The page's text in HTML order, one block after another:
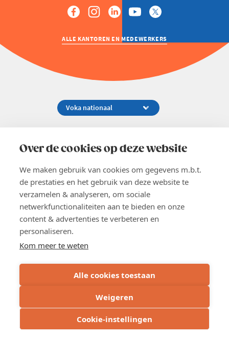
Over de cookies op deze website
We maken gebruik van cookies om gegevens m.b.t.
de prestaties en het gebruik van deze website te
verzamelen & analyseren, om sociale
netwerkfunctionaliteiten aan te bieden en onze
content & advertenties te verbeteren en
personaliseren.
Kom meer te weten
Alle cookies toestaan
Weigeren
Cookie-instellingen
Inschrijven*
Inschrijven*
ALLE KANTOREN EN MEDEWERKERS
02 229 81 11
EN
Word lid
Voka 2026
Privacyverklaring
Cookie verklaring
Cookie instellingen
BE 0413.673.821 - RPR: Brussel